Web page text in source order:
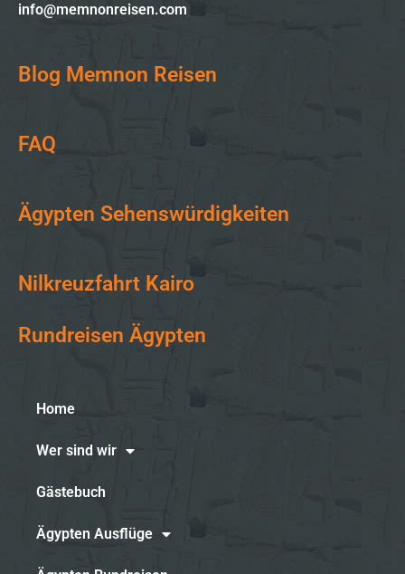
info@memnonreisen.com
Blog Memnon Reisen
FAQ
Ägypten Sehenswürdigkeiten
Nilkreuzfahrt Kairo
Rundreisen Ägypten
Home
Wer sind wir
Gästebuch
Ägypten Ausflüge